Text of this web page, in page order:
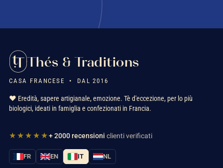
Thés & Traditions
CASA FRANCESE • DAL 2016
❤️ Eredità, sapere artigianale, emozione. Tè d'eccezione, per lo più
biologici, ideati in famiglia e confezionati in Francia.
★★★★★+ 2000 recensioni clienti verificati
FR EN IT NL